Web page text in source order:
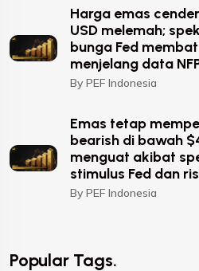
Harga emas
USD melemah;
bunga Fed
menjelang data
By PEF Indonesia
Emas tetap
bearish di bawah
menguat akibat
stimulus Fed dan
By PEF Indonesia
Popular Tags.